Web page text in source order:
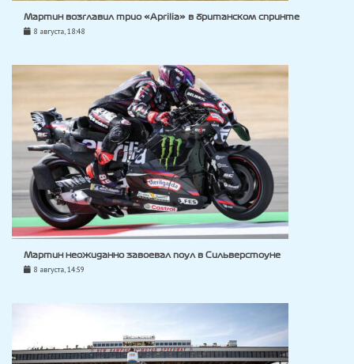
Мартин возглавил трио «Aprilia» в британском спринте
8 августа, 18:48
Мартин неожиданно завоевал поул в Сильверстоуне
8 августа, 14:59